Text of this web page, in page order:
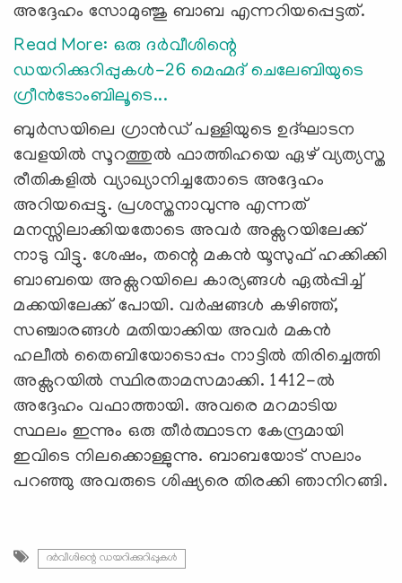
അദ്ദേഹം സോമുഞ്ജു ബാബ എന്നറിയപ്പെട്ടത്.
Read More: ഒരു ദർവീശിന്റെ
ഡയറിക്കുറിപ്പുകൾ-26 മെഹ്മദ് ചെലേബിയുടെ
ഗ്രീന്‍ടോംബിലൂടെ...
ബുർസയിലെ ഗ്രാൻഡ് പള്ളിയുടെ ഉദ്ഘാടന
വേളയിൽ സൂറത്തുൽ ഫാത്തിഹയെ ഏഴ് വ്യത്യസ്ത
രീതികളിൽ വ്യാഖ്യാനിച്ചതോടെ അദ്ദേഹം
അറിയപ്പെട്ടു. പ്രശസ്തനാവുന്നു എന്നത്
മനസ്സിലാക്കിയതോടെ അവർ അക്സറയിലേക്ക്
നാടു വിട്ടു. ശേഷം, തന്റെ മകൻ യൂസുഫ് ഹക്കിക്കി
ബാബയെ അക്സറയിലെ കാര്യങ്ങൾ ഏൽപ്പിച്ച്
മക്കയിലേക്ക് പോയി. വർഷങ്ങൾ കഴിഞ്ഞ്,
സഞ്ചാരങ്ങൾ മതിയാക്കിയ അവർ മകൻ
ഹലീൽ തൈബിയോടൊപ്പം നാട്ടിൽ തിരിച്ചെത്തി
അക്സറയിൽ സ്ഥിരതാമസമാക്കി. 1412-ൽ
അദ്ദേഹം വഫാത്തായി. അവരെ മറമാടിയ
സ്ഥലം ഇന്നും ഒരു തീര്‍ത്ഥാടന കേന്ദ്രമായി
ഇവിടെ നിലക്കൊള്ളുന്നു. ബാബയോട് സലാം
പറഞ്ഞു അവരുടെ ശിഷ്യരെ തിരക്കി ഞാനിറങ്ങി.
ദർവീശിന്റെ ഡയറിക്കുറിപ്പുകൾ